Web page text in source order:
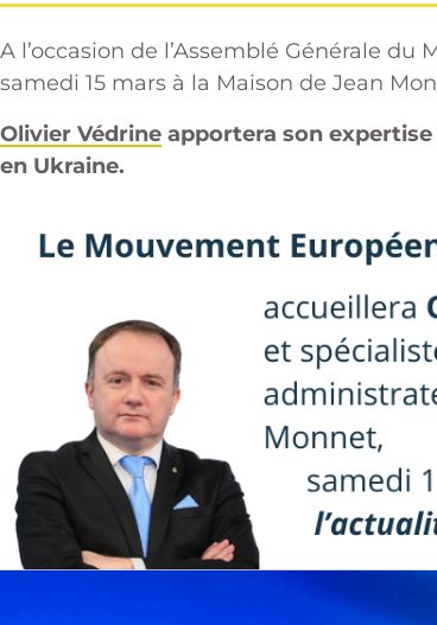
A l’occasion de l’Assemblé Générale
samedi 15 mars à la Maison de Jean
Olivier Védrine apportera son
en Ukraine.